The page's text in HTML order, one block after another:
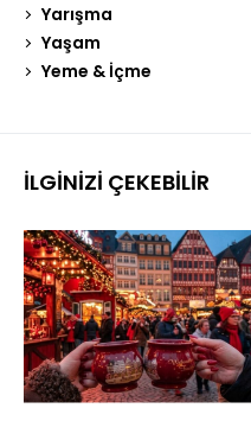
Yarışma
Yaşam
Yeme & İçme
İLGINIZI ÇEKEBILIR